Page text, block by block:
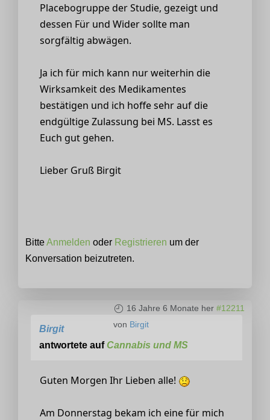
Placebogruppe der Studie, gezeigt und
dessen Für und Wider sollte man
sorgfältig abwägen.
Ja ich für mich kann nur weiterhin die
Wirksamkeit des Medikamentes
bestätigen und ich hoffe sehr auf die
endgültige Zulassung bei MS. Lasst es
Euch gut gehen.
Lieber Gruß Birgit
BitteAnmelden oder Registrieren um der
Konversation beizutreten.
16 Jahre 6 Monate her #12211
von Birgit
Birgit
antwortete aufCannabis und MS
Guten Morgen Ihr Lieben alle!
Am Donnerstag bekam ich eine für mich